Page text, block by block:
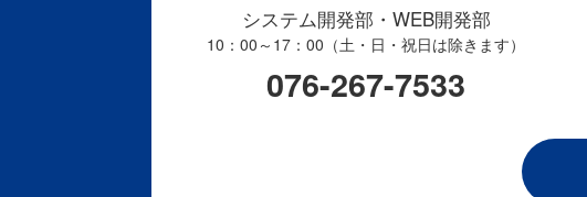
システム開発部・WEB開発部
10：00～17：00（土・日・祝日は除きます）
076-267-7533